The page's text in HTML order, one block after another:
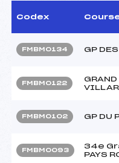
Codex
FMBM0134 GP
FMBM0122
FMBM0102 GP DU
FMBM0093
34e
PAYS